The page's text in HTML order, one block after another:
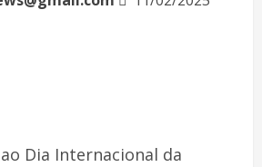
Dia Internacional da